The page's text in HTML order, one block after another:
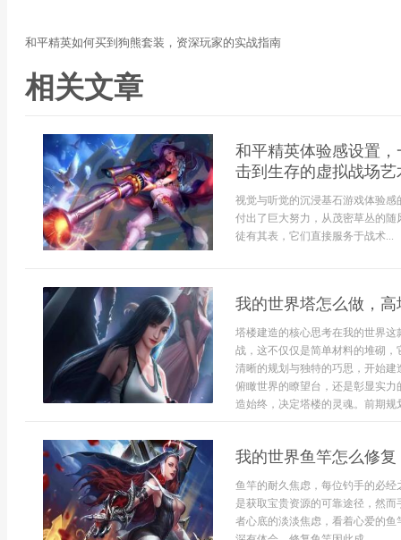
和平精英如何买到狗熊套装，资深玩家的实战指南
相关文章
和平精英体验感设置
击到生存的虚拟战场艺
视觉与听觉的沉浸基石游戏体验
付出了巨大努力，从茂密草丛的
徒有其表，它们直接服务于战术...
我的世界塔怎么做，
塔楼建造的核心思考在我的世界
战，这不仅仅是简单材料的堆砌
清晰的规划与独特的巧思，开始
俯瞰世界的瞭望台，还是彰显实
造始终，决定塔楼的灵魂。前期规
我的世界鱼竿怎么修
鱼竿的耐久焦虑，每位钓手的必
是获取宝贵资源的可靠途径，然
者心底的淡淡焦虑，看着心爱的